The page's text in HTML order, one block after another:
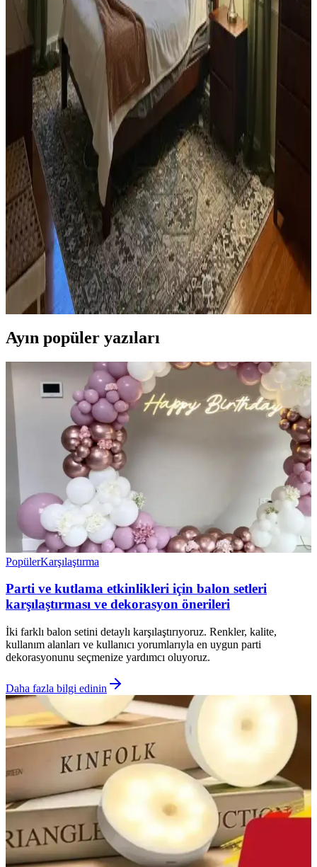
ahşap dolap, teal rengini öne çıkarır, aksesuarlar ise denge oluşturur.
Yan Sehpa Boyama Renk Seçenekleri ve
Dekorasyon Uyumu İçin Rehber
Yan sehpa boyamada renk seçimi, mobilya ve dekorasyon uyumu
açısından önemlidir. Koyu tonlar, sıcak renkler ve doğal ahşap
görünümü seçenekleriyle estetik sonuçlar elde edilir.
Ev Kütüphanesi Yenileme: Renk, Dekorasyon ve
Konforun Dengeli Buluşması
Ev kütüphanesi yenilemesinde renklerin rahatlatıcı etkisi, kişisel
dekoratif öğeler ve konforlu mobilyalar ön plandadır. Tavan boyama
ve raf düzeni mekânın atmosferini zenginleştirir.
Yatak Odası Düzeni ve Dekorasyonunda Doğru
Yerleşim ve Tasarım İpuçları
Yatak odasında doğru mobilya yerleşimi, renk uyumu, aydınlatma
ve kişisel dokunuşlarla mekanın fonksiyonelliği ve estetiği artırılır.
Bu ipuçlarıyla odanız daha dengeli ve sıcak bir hale gelir.
Ayın popüler yazıları
PopülerKarşılaştırma
Parti ve kutlama etkinlikleri için balon setleri
karşılaştırması ve dekorasyon önerileri
İki farklı balon setini detaylı karşılaştırıyoruz. Renkler, kalite,
kullanım alanları ve kullanıcı yorumlarıyla en uygun parti
dekorasyonunu seçmenize yardımcı oluyoruz.
Daha fazla bilgi edinin